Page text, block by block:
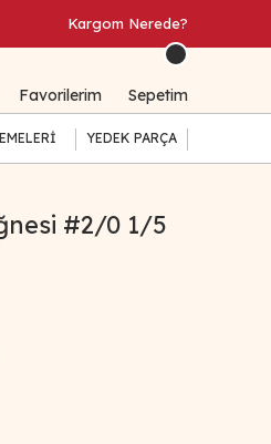
Kargom Nerede?
Favorilerim Sepetim
YEDEK PARÇA
#2/0 1/5